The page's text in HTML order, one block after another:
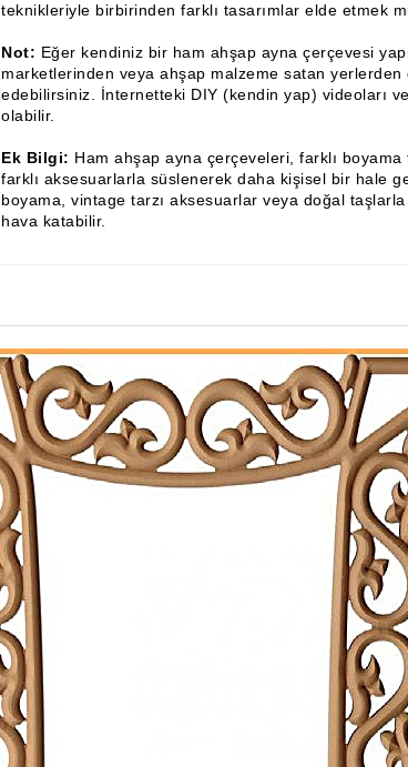
teknikleriyle birbirinden farklı tasarımlar elde etmek
Not: Eğer kendiniz bir ham ahşap ayna çerçevesi
marketlerinden veya ahşap malzeme satan
edebilirsiniz. İnternetteki DIY (kendin yap) videoları ve
olabilir.
Ek Bilgi: Ham ahşap ayna çerçeveleri, farklı
farklı aksesuarlarla süslenerek daha kişisel bir hale
boyama, vintage tarzı aksesuarlar veya doğal
hava katabilir.